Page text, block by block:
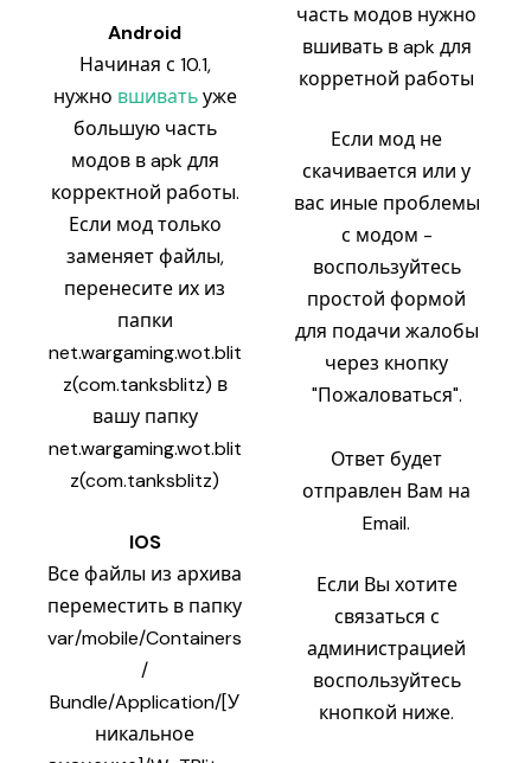
Android
Начиная с 10.1,
нужно вшиватьуже
большую часть
модов в apk для
корректной работы.
Если мод только
заменяет файлы,
перенесите их из
папки
net.wargaming.wot.blit
z(com.tanksblitz) в
вашу папку
net.wargaming.wot.blit
z(com.tanksblitz)
IOS
Все файлы из архива
переместить в папку
var/mobile/Containers
/
Bundle/Application/[У
никальное
часть модов нужно
вшивать в apk для
корретной работы
Если мод не
скачивается или у
вас иные проблемы
с модом -
воспользуйтесь
простой формой
для подачи жалобы
через кнопку
"Пожаловаться".
Ответ будет
отправлен Вам на
Email.
Если Вы хотите
связаться с
администрацией
воспользуйтесь
кнопкой ниже.